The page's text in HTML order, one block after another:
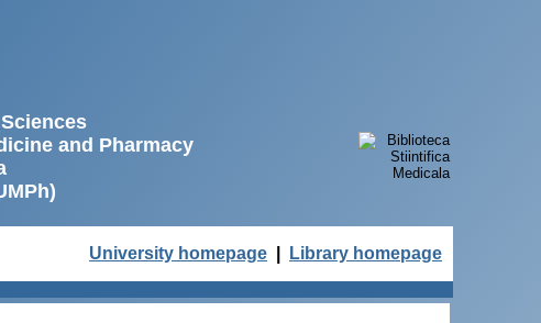
and Pharmacy
University homepage Library homepage